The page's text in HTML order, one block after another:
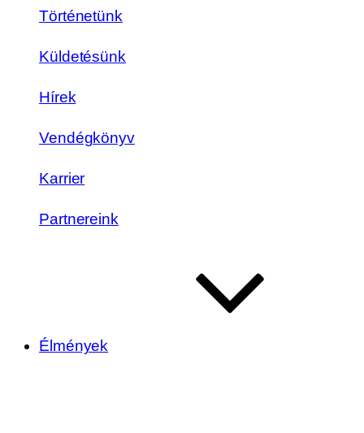
Történetünk
Küldetésünk
Hírek
Vendégkönyv
Karrier
Partnereink
Élmények